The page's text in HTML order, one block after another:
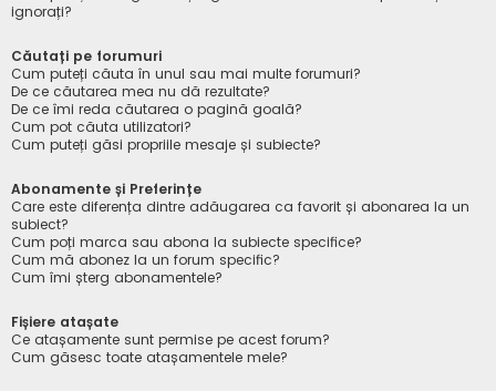
ignorați?
Căutați pe forumuri
Cum puteți căuta în unul sau mai multe forumuri?
De ce căutarea mea nu dă rezultate?
De ce îmi reda căutarea o pagină goală?
Cum pot căuta utilizatori?
Cum puteți găsi propriile mesaje și subiecte?
Abonamente și Preferințe
Care este diferența dintre adăugarea ca favorit și abonarea la un
subiect?
Cum poți marca sau abona la subiecte specifice?
Cum mă abonez la un forum specific?
Cum îmi șterg abonamentele?
Fișiere atașate
Ce atașamente sunt permise pe acest forum?
Cum găsesc toate atașamentele mele?